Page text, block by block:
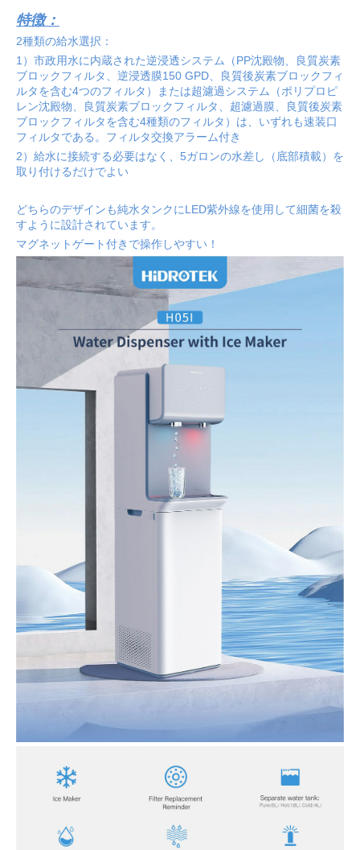
特徴：
2種類の給水選択：
1）市政用水に内蔵された逆浸透システム（PP沈殿物、良質炭素
ブロックフィルタ、逆浸透膜150 GPD、良質後炭素ブロックフィ
ルタを含む4つのフィルタ）または超濾過システム（ポリプロピ
レン沈殿物、良質炭素ブロックフィルタ、超濾過膜、良質後炭素
ブロックフィルタを含む4種類のフィルタ）は、いずれも速装口
フィルタである。フィルタ交換アラーム付き
2）給水に接続する必要はなく、5ガロンの水差し（底部積載）を
取り付けるだけでよい
どちらのデザインも純水タンクにLED紫外線を使用して細菌を殺
すように設計されています。
マグネットゲート付きで操作しやすい！